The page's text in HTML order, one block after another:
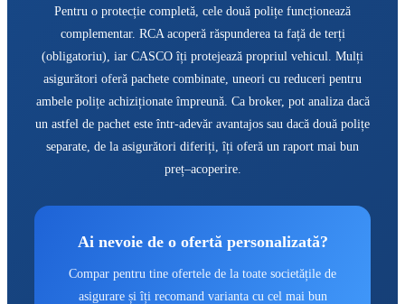
Pentru o protecție completă, cele două polițe funcționează
complementar. RCA acoperă răspunderea ta față de terți
(obligatoriu), iar CASCO îți protejează propriul vehicul. Mulți
asigurători oferă pachete combinate, uneori cu reduceri pentru
ambele polițe achiziționate împreună. Ca broker, pot analiza dacă
un astfel de pachet este într-adevăr avantajos sau dacă două polițe
separate, de la asigurători diferiți, îți oferă un raport mai bun
preț–acoperire.
Ai nevoie de o ofertă personalizată?
Compar pentru tine ofertele de la toate societățile de
asigurare și îți recomand varianta cu cel mai bun